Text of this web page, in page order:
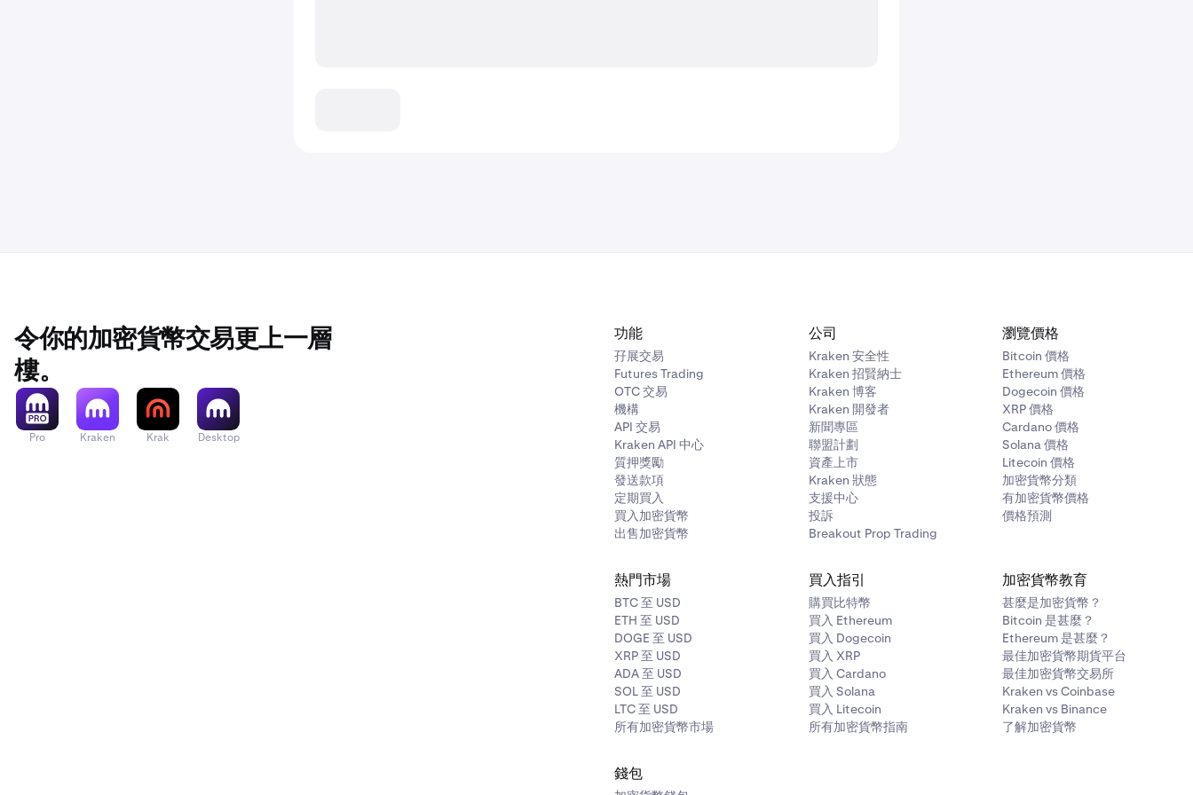
令你的加密貨幣交易更上一層
樓。
Pro Kraken Krak Desktop
功能
孖展交易
Futures Trading
OTC 交易
機構
API 交易
Kraken API 中心
質押獎勵
發送款項
定期買入
買入加密貨幣
出售加密貨幣
公司
Kraken 安全性
Kraken 招賢納士
Kraken 博客
Kraken 開發者
新聞專區
聯盟計劃
資產上市
Kraken 狀態
支援中心
投訴
Breakout Prop Trading
瀏覽價格
Bitcoin 價格
Ethereum 價格
Dogecoin 價格
XRP 價格
Cardano 價格
Solana 價格
Litecoin 價格
加密貨幣分類
有加密貨幣價格
價格預測
熱門市場
BTC 至 USD
ETH 至 USD
DOGE 至 USD
XRP 至 USD
ADA 至 USD
SOL 至 USD
LTC 至 USD
所有加密貨幣市場
買入指引
購買比特幣
買入 Ethereum
買入 Dogecoin
買入 XRP
買入 Cardano
買入 Solana
買入 Litecoin
所有加密貨幣指南
加密貨幣教育
甚麼是加密貨幣？
Bitcoin 是甚麼？
Ethereum 是甚麼？
最佳加密貨幣期貨平台
最佳加密貨幣交易所
Kraken vs Coinbase
Kraken vs Binance
了解加密貨幣
錢包